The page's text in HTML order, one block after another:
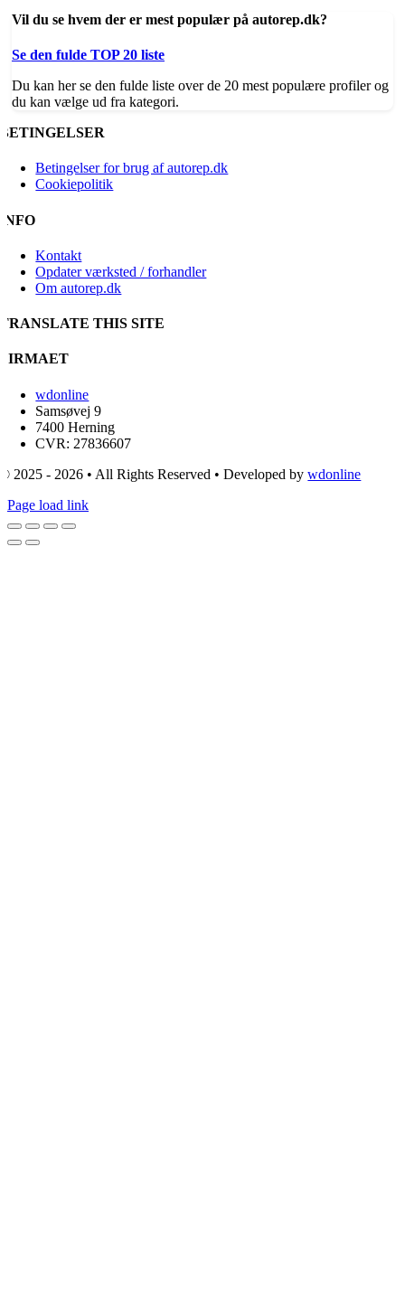
Vil du se hvem der er mest populær på autorep.dk?
Se den fulde TOP 20 liste
Du kan her se den fulde liste over de 20 mest populære profiler og
du kan vælge ud fra kategori.
BETINGELSER
Betingelser for brug af autorep.dk
Cookiepolitik
INFO
Kontakt
Opdater værksted / forhandler
Om autorep.dk
TRANSLATE THIS SITE
FIRMAET
wdonline
Samsøvej 9
7400 Herning
CVR: 27836607
© 2025 - 2026 • All Rights Reserved • Developed bywdonline
Page load link